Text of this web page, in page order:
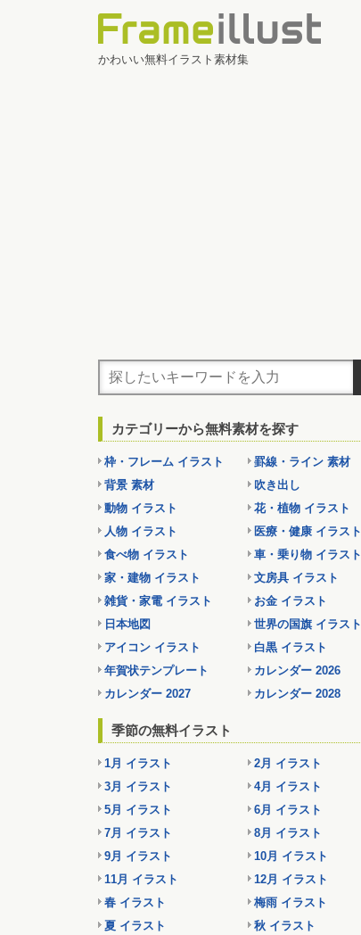
かわいい無料イラスト素材集
カテゴリーから無料素材を探す
枠・フレーム イラスト
罫線・ライン 素材
背景 素材
吹き出し
動物 イラスト
花・植物 イラスト
人物 イラスト
医療・健康 イラスト
食べ物 イラスト
車・乗り物 イラスト
家・建物 イラスト
文房具 イラスト
雑貨・家電 イラスト
お金 イラスト
日本地図
世界の国旗 イラスト
アイコン イラスト
白黒 イラスト
年賀状テンプレート
カレンダー 2026
カレンダー 2027
カレンダー 2028
季節の無料イラスト
1月 イラスト
2月 イラスト
3月 イラスト
4月 イラスト
5月 イラスト
6月 イラスト
7月 イラスト
8月 イラスト
9月 イラスト
10月 イラスト
11月 イラスト
12月 イラスト
春 イラスト
梅雨 イラスト
夏 イラスト
秋 イラスト